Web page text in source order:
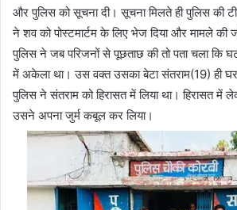
और पुलिस को सूचना दी। सूचना मिलते ही पुलिस की
ने शव को पोस्टमार्टम के लिए भेज दिया और मामले की
पुलिस ने जब परिजनों से पूछताछ की तो पता चला कि
में अकेला था। उस वक्त उसका बेटा संतराम(19) ही
पुलिस ने संतराम को हिरासत में लिया था। हिरासत में
उसने अपना जुर्म कबूल कर लिया।